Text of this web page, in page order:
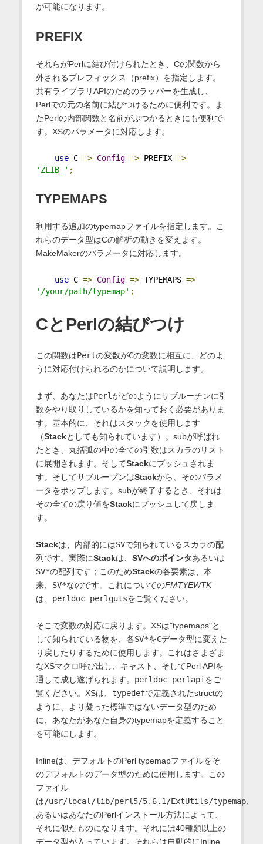
が可能になります。
PREFIX
それらがPerlに結び付けられたとき、Cの関数から
外されるプレフィックス（prefix）を指定します。
共有ライブラリAPIのためのラッパーを生成し、
Perlでの元の名前に結びつけるために便利です。ま
たPerlの内部関数と名前がぶつかるときにも便利で
す。XSのパラメータに対応します。
use C => Config => PREFIX =>
'ZLIB_' ;
TYPEMAPS
利用する追加のtypemapファイルを指定します。こ
れらのデータ型はCの解析の動きを変えます。
MakeMakerのパラメータに対応します。
use C => Config => TYPEMAPS =>
'/your/path/typemap' ;
CとPerlの結びつけ
この関数はPerlの変数がCの変数に相互に、どのよ
うに対応付けられるのかについて説明します。
まず、あなたはPerlがどのようにサブルーチンに引
数をやり取りしているかを知っておく必要がありま
す。基本的に、それはスタックを使用します
（Stackとしても知られています）。subが呼ばれ
たとき、丸括弧の中の全ての引数はスカラのリスト
に展開されます。そしてStackにプッシュされま
す。そしてサブループンはStackから、そのパラメ
ータをポップします。subが終了するとき、それは
その全ての戻り値をStackにプッシュして戻しま
す。
Stackは、内部的にはSVで知られているスカラの配
列です。実際にStackは、 SVへのポインタあるいは
SV*の配列です；このためStackの各要素は、本
来、 SV*なのです。これについてのFMTYEWTK
は、 perldoc perlgutsをご覧ください。
そこで変数の対応に戻ります。XSは"typemaps"と
して知られている物を、各SV*をCデータ型に変えた
り戻したりするために使用します。これはさまざま
なXSマクロ呼び出し、キャスト、そしてPerl APIを
通して成し遂げられます。 perldoc perlapiをご
覧ください。XSは、 typedefで定義されたstructの
ように、より凝った標準ではないデータ型のため
に、あなたがあなた自身のtypemapを定義すること
を可能にします。
Inlineは、デフォルトのPerl typemapファイルをそ
のデフォルトのデータ型のために使用します。この
ファイル
は/usr/local/lib/perl5/5.6.1/ExtUtils/typemap、
あるいはあなたのPerlインストール方法によって、
それに似たものになります。それには40種類以上の
データ型が入っています。それらは自動的にInline